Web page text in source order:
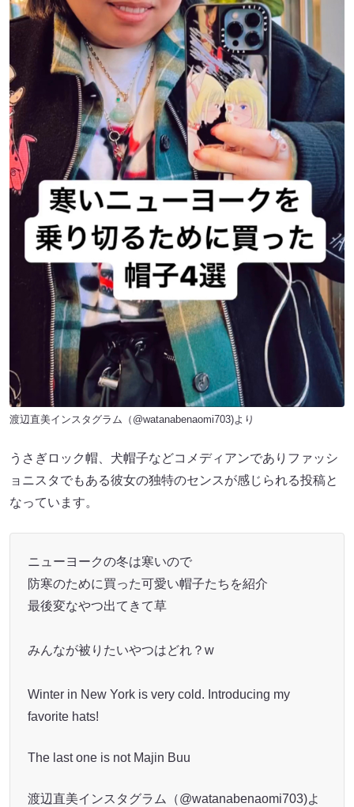
渡辺直美インスタグラム（ @watanabenaomi703)より
うさぎロック帽、犬帽子などコメディアンでありファッシ
ョニスタでもある彼女の独特のセンスが感じられる投稿と
なっています。
ニューヨークの冬は寒いので
防寒のために買った可愛い帽子たちを紹介
最後変なやつ出てきて草
みんなが被りたいやつはどれ？w
Winter in New York is very cold. Introducing my
favorite hats!
The last one is not Majin Buu
渡辺直美インスタグラム（@watanabenaomi703)よ